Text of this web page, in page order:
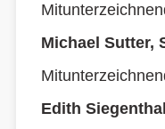
Michael Sutter,
Edith